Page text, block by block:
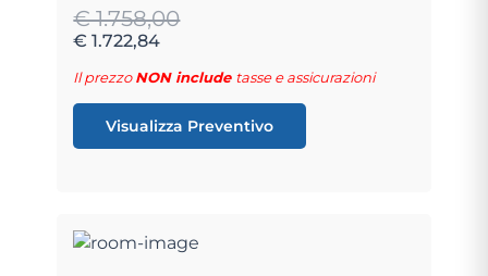
€ 1.758,00
€ 1.722,84
Il prezzoNON include tasse e assicurazioni
Visualizza Preventivo